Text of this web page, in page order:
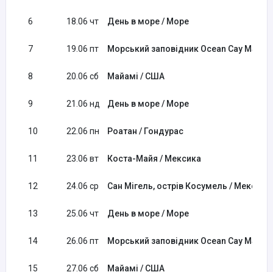
6 18.06 чт День в море / Море
7 19.06 пт Морський заповідник Ocean Cay MSC /
8 20.06 сб Майамі / США
9 21.06 нд День в море / Море
10 22.06 пн Роатан / Гондурас
11 23.06 вт Коста-Майя / Мексика
12 24.06 ср Сан Мігель, острів Косумель / Мексика
13 25.06 чт День в море / Море
14 26.06 пт Морський заповідник Ocean Cay MSC /
15 27.06 сб Майамі / США